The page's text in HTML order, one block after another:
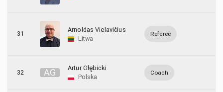
31
Arnoldas Vielavičius
Litwa
Referee
32 AG
Artur Głębicki
Polska
Coach